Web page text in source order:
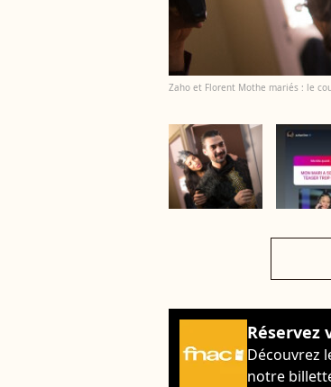
Zaho et Florent Mothe mariés : le
Réservez
Découvrez
notre